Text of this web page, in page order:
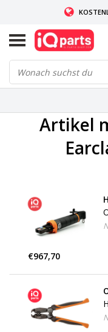
WENN AUF LAGER: VOR
Artikel
€967,70